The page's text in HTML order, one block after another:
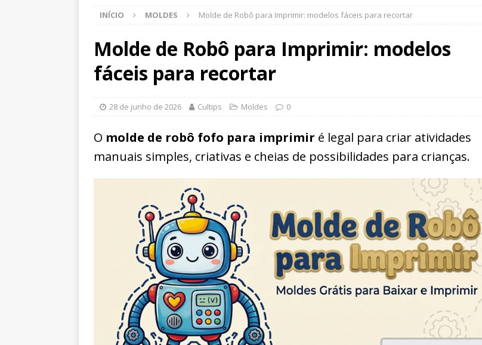
INÍCIO MOLDES Molde de Robô para Imprimir: modelos fáceis para recortar
Molde de Robô para Imprimir: modelos
fáceis para recortar
28 de junho de 2026 Cultips Moldes 0
O molde de robô fofo para imprimir é legal para criar atividades
manuais simples, criativas e cheias de possibilidades para crianças.